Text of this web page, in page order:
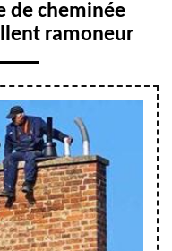
de cheminée
ramoneur